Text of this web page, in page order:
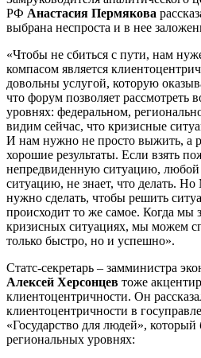
РФ Анастасия Пермякова
выбрана неспроста и в нее
«Чтобы не сбиться с пути, нам
компасом является
довольны услугой, которую
что форум позволяет рассмотреть
уровнях: федеральном,
видим сейчас, что кризисные
И нам нужно не просто выжить, а
хорошие результаты. Если взять
непредвиденную ситуацию, любой
ситуацию, не знает, что делать.
нужно сделать, чтобы решить
происходит то же самое. Когда мы
кризисных ситуациях, мы можем
только быстро, но и успешно».
Статс-секретарь – замминистра
Алексей Херсонцев тоже
клиентоцентричности. Он
клиентоцентричности в
«Государство для людей», который
региональных уровнях: